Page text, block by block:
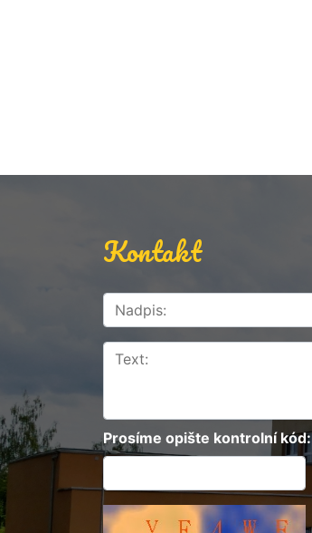
Kontakt
Prosíme opište kontrolní kód: